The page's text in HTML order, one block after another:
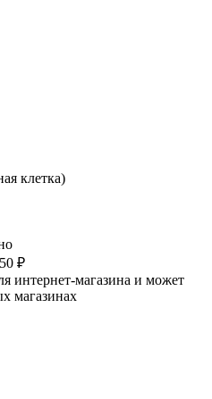
клетка)
₽
интернет-магазина и может
магазинах